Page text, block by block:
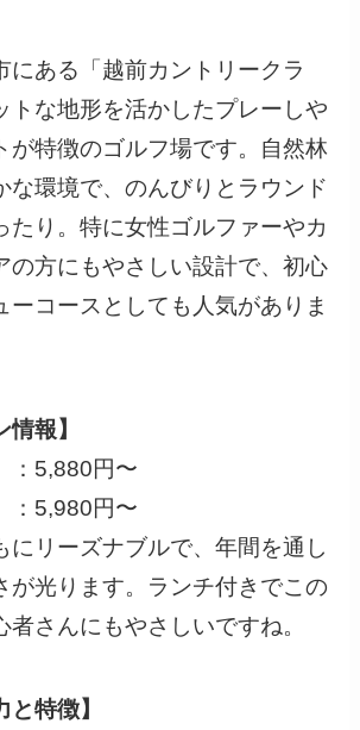
にある「越前カントリークラ
トな地形を活かしたプレーしや
が特徴のゴルフ場です。自然林
な環境で、のんびりとラウンド
たり。特に女性ゴルファーやカ
の方にもやさしい設計で、初心
ーコースとしても人気がありま
情報】
：5,880円〜
：5,980円〜
にリーズナブルで、年間を通し
が光ります。ランチ付きでこの
者さんにもやさしいですね。
と特徴】